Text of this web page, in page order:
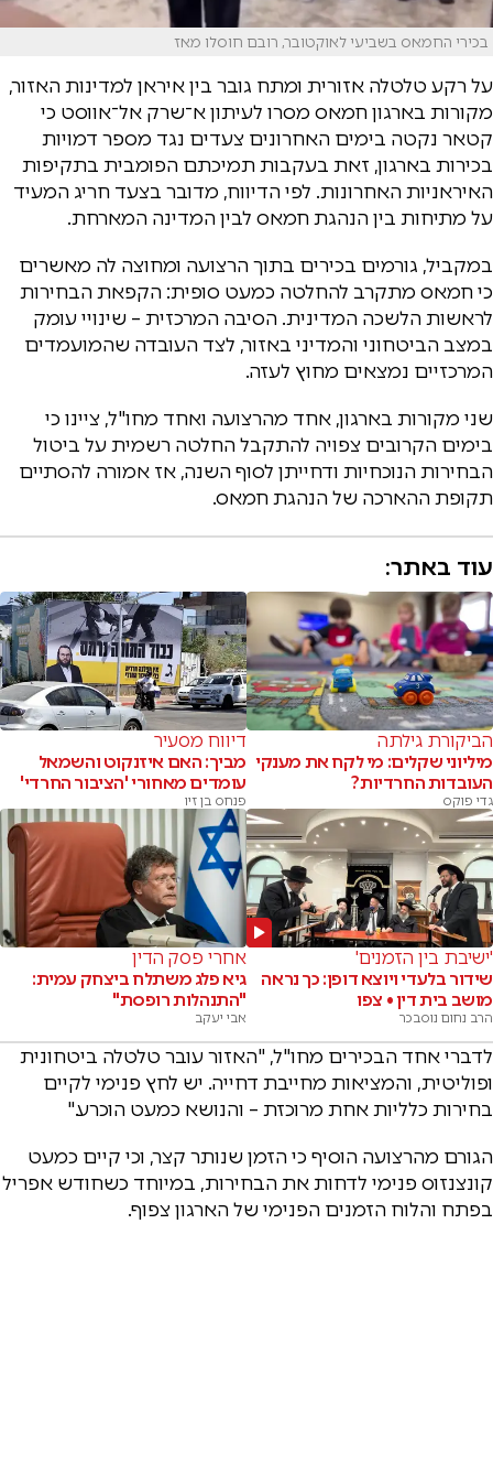
בכירי החמאס בשביעי לאוקטובר, רובם חוסלו מאז
על רקע טלטלה אזורית ומתח גובר בין איראן למדינות האזור,
מקורות בארגון חמאס מסרו לעיתון א־שרק אל־אווסט כי
קטאר נקטה בימים האחרונים צעדים נגד מספר דמויות
בכירות בארגון, זאת בעקבות תמיכתם הפומבית בתקיפות
האיראניות האחרונות. לפי הדיווח, מדובר בצעד חריג המעיד
על מתיחות בין הנהגת חמאס לבין המדינה המארחת.
במקביל, גורמים בכירים בתוך הרצועה ומחוצה לה מאשרים
כי חמאס מתקרב להחלטה כמעט סופית: הקפאת הבחירות
לראשות הלשכה המדינית. הסיבה המרכזית – שינויי עומק
במצב הביטחוני והמדיני באזור, לצד העובדה שהמועמדים
המרכזיים נמצאים מחוץ לעזה.
שני מקורות בארגון, אחד מהרצועה ואחד מחו"ל, ציינו כי
בימים הקרובים צפויה להתקבל החלטה רשמית על ביטול
הבחירות הנוכחיות ודחייתן לסוף השנה, אז אמורה להסתיים
תקופת ההארכה של הנהגת חמאס.
עוד באתר:
הביקורת גילתה
מיליוני שקלים: מי לקח את מענקי
העובדות החרדיות?
גדי פוקס
דיווח מסעיר
מביך: האם איזנקוט והשמאל
עומדים מאחורי 'הציבור החרדי'
פנחס בן זיו
'ישיבת בין הזמנים'
שידור בלעדי ויוצא דופן: כך נראה
מושב בית דין • צפו
הרב נחום נוסבכר
אחרי פסק הדין
גיא פלג משתלח ביצחק עמית:
"התנהלות רופסת"
אבי יעקב
לדברי אחד הבכירים מחו"ל, "האזור עובר טלטלה ביטחונית
ופוליטית, והמציאות מחייבת דחייה. יש לחץ פנימי לקיים
בחירות כלליות אחת מרוכזת – והנושא כמעט הוכרע."
הגורם מהרצועה הוסיף כי הזמן שנותר קצר, וכי קיים כמעט
קונצנזוס פנימי לדחות את הבחירות, במיוחד כשחודש אפריל
בפתח והלוח הזמנים הפנימי של הארגון צפוף.